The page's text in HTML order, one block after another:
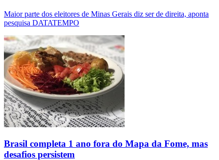
Maior parte dos eleitores de Minas Gerais diz ser de direita, aponta
pesquisa DATATEMPO
Brasil completa 1 ano fora do Mapa da Fome, mas
desafios persistem